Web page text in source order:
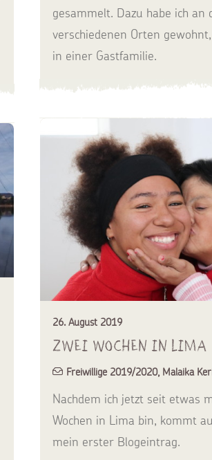
gesammelt. Dazu habe ich an
verschiedenen Orten
in einer Gastfamilie.
26. August 2019
Zwei Wochen in Lima
Freiwillige 2019/2020, Malaika
Nachdem ich jetzt seit etwas
Wochen in Lima bin, kommt
mein erster Blogeintrag.